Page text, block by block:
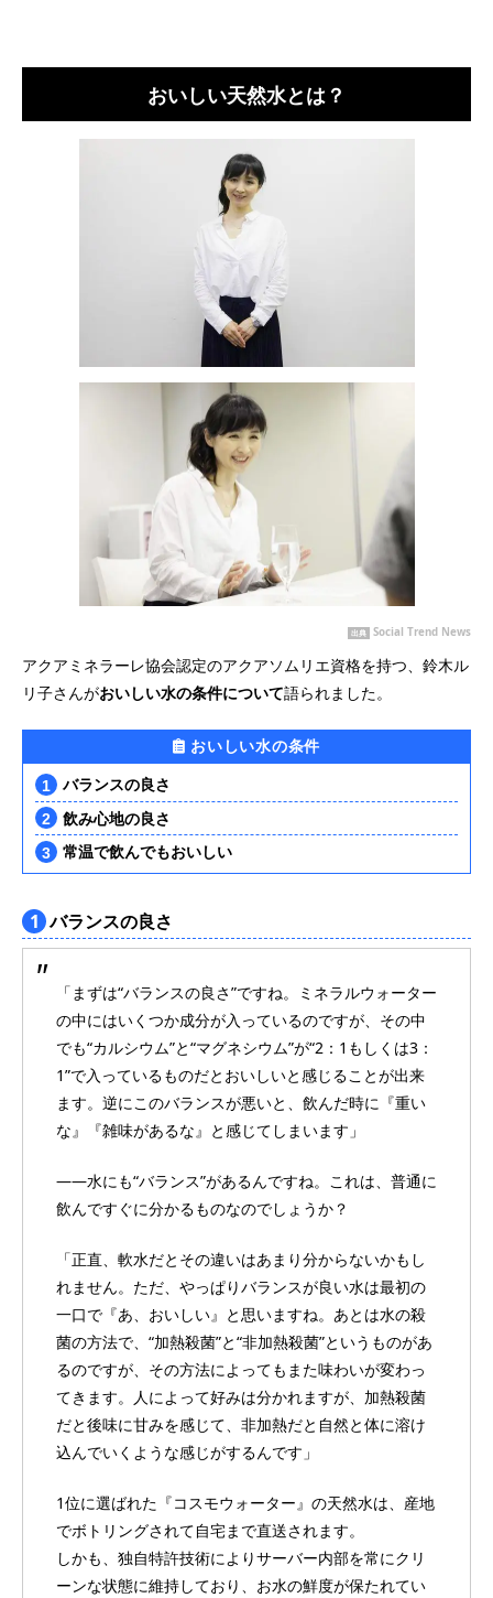
おいしい天然水とは？
出典 Social Trend News
アクアミネラーレ協会認定のアクアソムリエ資格を持つ、鈴木ル
リ子さんがおいしい水の条件について語られました。
おいしい水の条件
バランスの良さ
飲み心地の良さ
常温で飲んでもおいしい
1 バランスの良さ
「まずは“バランスの良さ”ですね。ミネラルウォーター
の中にはいくつか成分が入っているのですが、その中
でも“カルシウム”と“マグネシウム”が“2：1もしくは3：
1”で入っているものだとおいしいと感じることが出来
ます。逆にこのバランスが悪いと、飲んだ時に『重い
な』『雑味があるな』と感じてしまいます」
――水にも“バランス”があるんですね。これは、普通に
飲んですぐに分かるものなのでしょうか？
「正直、軟水だとその違いはあまり分からないかもし
れません。ただ、やっぱりバランスが良い水は最初の
一口で『あ、おいしい』と思いますね。あとは水の殺
菌の方法で、“加熱殺菌”と“非加熱殺菌”というものがあ
るのですが、その方法によってもまた味わいが変わっ
てきます。人によって好みは分かれますが、加熱殺菌
だと後味に甘みを感じて、非加熱だと自然と体に溶け
込んでいくような感じがするんです」
1位に選ばれた『コスモウォーター』の天然水は、産地
でボトリングされて自宅まで直送されます。
しかも、独自特許技術によりサーバー内部を常にクリ
ーンな状態に維持しており、お水の鮮度が保たれてい